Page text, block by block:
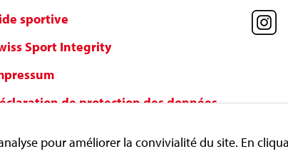
sportive
Sport Integrity
de protection des données
pour améliorer la convivialité du site. En